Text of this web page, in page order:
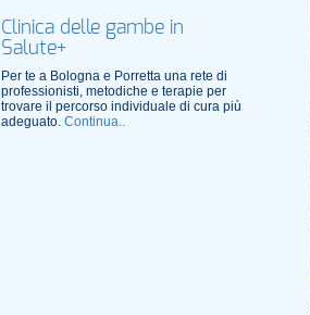
Clinica delle gambe in
Salute+
Per te a Bologna e Porretta una rete di
professionisti, metodiche e terapie per
trovare il percorso individuale di cura più
adeguato. Continua..